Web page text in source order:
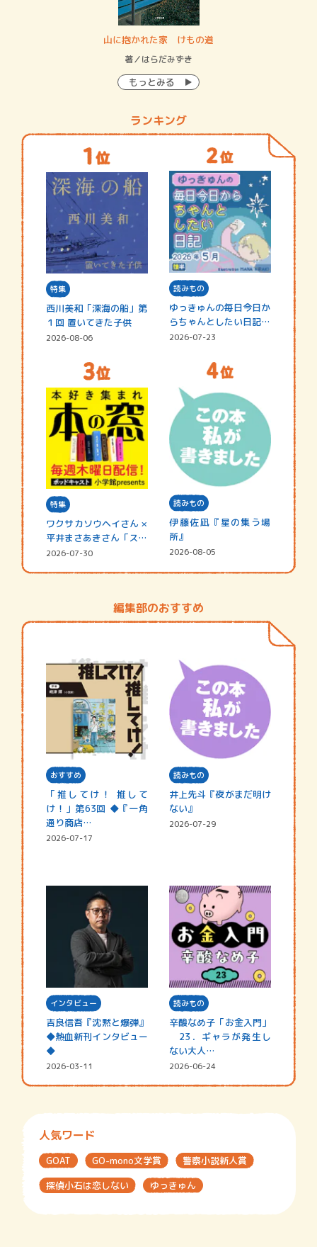
山に抱かれた家 けもの道
著／はらだみずき
もっとみる
ランキング
特集
西川美和「深海の船」第
１回 置いてきた子供
2026-08-06
読みもの
ゆっきゅんの毎日今日か
らちゃんとしたい日記
☆202…
2026-07-23
特集
ワクサカソウヘイさん ×
平井まさあきさん「スペ
シャ…
2026-07-30
読みもの
伊藤佐凪『星の集う場
所』
2026-08-05
編集部のおすすめ
おすすめ
「推してけ！ 推して
け！」第63回 ◆『一角
通り商店…
2026-07-17
読みもの
井上先斗『夜がまだ明け
ない』
2026-07-29
インタビュー
吉良信吾『沈黙と爆弾』
◆熱血新刊インタビュー
◆
2026-03-11
読みもの
辛酸なめ子「お金入門」
23．ギャラが発生し
ない大人…
2026-06-24
人気ワード
GOAT GO-mono文学賞
警察小説新人賞
探偵小石は恋しない
ゆっきゅん